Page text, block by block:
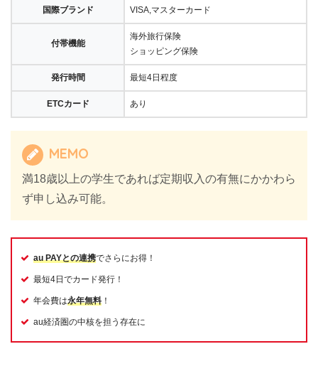
国際ブランド VISA,マスターカード
付帯機能
海外旅行保険
ショッピング保険
発行時間 最短4日程度
ETCカード あり
MEMO
満18歳以上の学生であれば定期収入の有無にかかわら
ず申し込み可能。
au PAYとの連携でさらにお得！
最短4日でカード発行！
年会費は永年無料 ！
au経済圏の中核を担う存在に